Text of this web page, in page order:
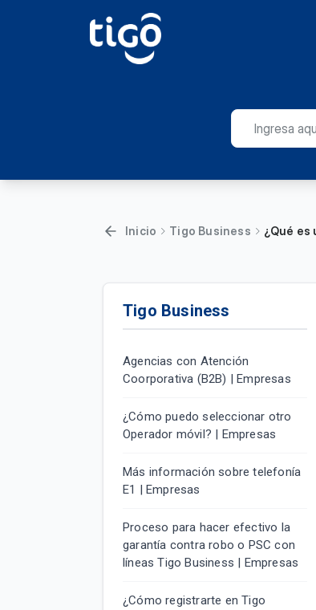
Inicio Tigo Business ¿Qué es
Tigo Business
Agencias con Atención
Coorporativa (B2B) | Empresas
¿Cómo puedo seleccionar otro
Operador móvil? | Empresas
Más información sobre telefonía
E1 | Empresas
Proceso para hacer efectivo la
garantía contra robo o PSC con
líneas Tigo Business | Empresas
¿Cómo registrarte en Tigo